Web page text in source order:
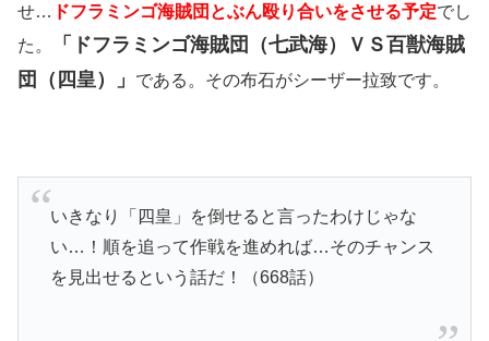
せ… ドフラミンゴ海賊団とぶん殴り合いをさせる予定でし
た。
「ドフラミンゴ海賊団（七武海）ＶＳ百獣海賊
団（四皇）」
である。その布石がシーザー拉致です。
いきなり「四皇」を倒せると言ったわけじゃな
い…！順を追って作戦を進めれば…そのチャンス
を見出せるという話だ！（668話）